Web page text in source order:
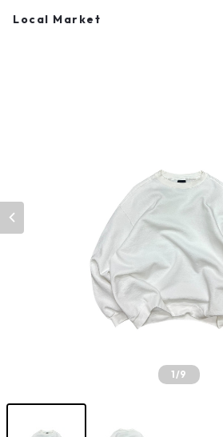
Local Market
1/9